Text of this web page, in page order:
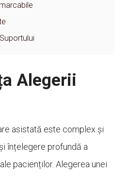
Alegerii
asistată este complex și
înțelegere profundă a
pacienților. Alegerea unei